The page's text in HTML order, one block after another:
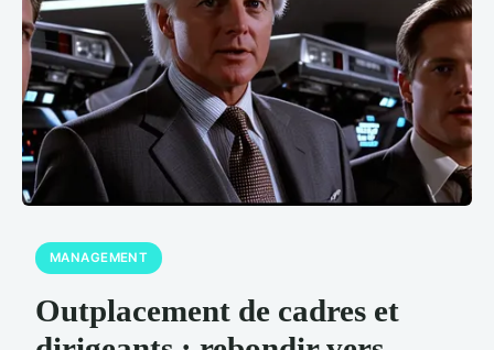
MANAGEMENT
Outplacement de cadres et